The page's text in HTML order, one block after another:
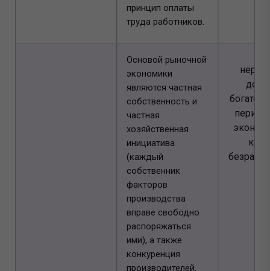
принцип оплаты
труда работников.
Основой рыночной
экономики
являются частная
собственность и
частная
хозяйственная
инициатива
(каждый
собственник
факторов
производства
вправе свободно
распоряжаться
ими), а также
конкуренция
производителей.